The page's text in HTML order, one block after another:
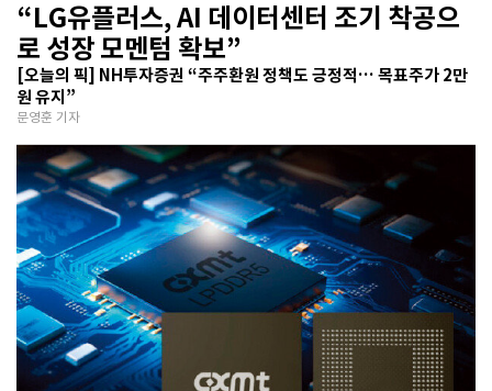
“LG유플러스, AI 데이터센터 조기 착공으
로 성장 모멘텀 확보”
[오늘의 픽] NH투자증권 “주주환원 정책도 긍정적… 목표주가 2만
원 유지”
문영훈 기자